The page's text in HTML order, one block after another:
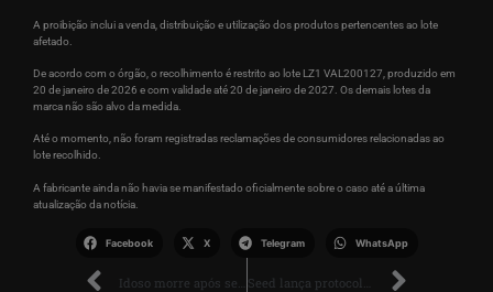
A proibição inclui a venda, distribuição e utilização dos produtos pertencentes ao lote
afetado.
De acordo com o órgão, o recolhimento é restrito ao lote LZ1 VAL200127, produzido em
20 de janeiro de 2026 e com validade até 20 de janeiro de 2027. Os demais lotes da
marca não são alvo da medida.
Até o momento, não foram registradas reclamações de consumidores relacionadas ao
lote recolhido.
A fabricante ainda não havia se manifestado oficialmente sobre o caso até a última
atualização da notícia.
Facebook X Telegram WhatsApp